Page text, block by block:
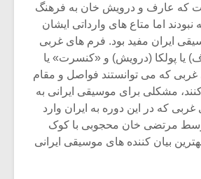
که عارف و درویش خان به فرهنگ
اما متاع های وارداتی ایشان
ایران مفید بود. فرم های غربی
یا پولکا (درویش) و «کنسرت» یا
غربی که می توانستند فواصل و مقام
کنند، مشکلی برای موسیقی ایرانی به
غربی که در این دوره به ایران وارد
مرتضی خان محجوبی با کوک
بیان کننده های موسیقی ایرانی
بر موسیقی
فیلم «متری
و نیم»
نمی توانی
باشی،
ترین باش
دوره
موسیقی
برگزار
سکانسی
موسیقی